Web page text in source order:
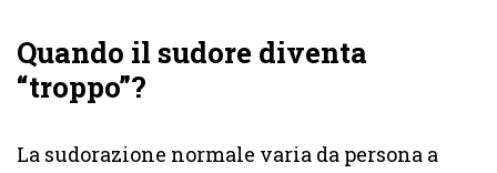
Quando il sudore diventa
“troppo”?
La sudorazione normale varia da persona a